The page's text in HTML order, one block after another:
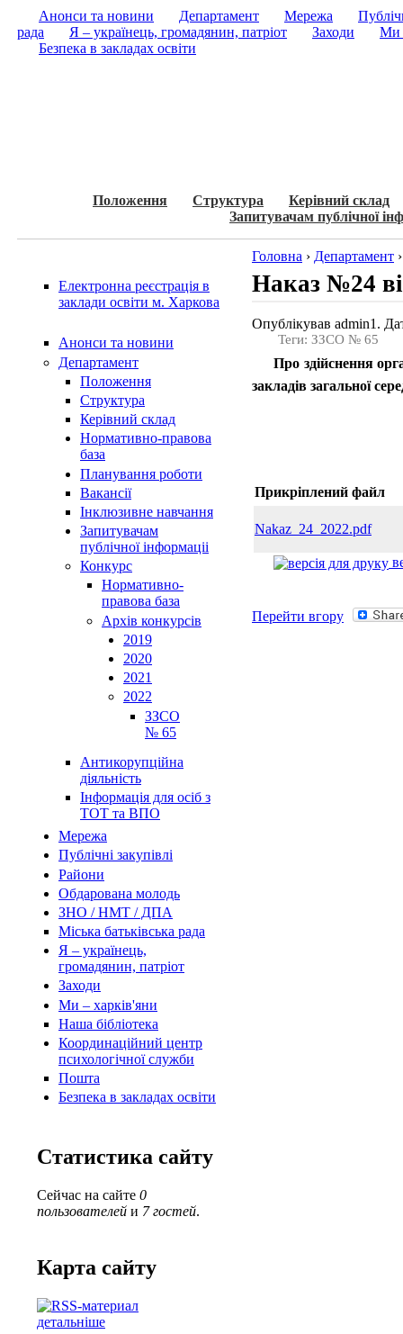
Анонси та новини Департамент Мережа
рада
Я – українець, громадянин, патріот Заходи
Ми
Безпека в закладах освіти
Положення Структура
Керівний склад
Запитувачам публічної
Електронна реєстрація в
заклади освіти м. Харкова
Анонси та новини
Департамент
Положення
Структура
Керівний склад
Нормативно-правова
база
Планування роботи
Вакансії
Інклюзивне навчання
Запитувачам
публічної інформаціі
Конкурс
Нормативно-
правова база
Архів конкурсів
2019
2020
2021
2022
ЗЗСО
№ 65
Антикорупційна
діяльність
Інформація для осіб з
ТОТ та ВПО
Мережа
Публічні закупівлі
Райони
Обдарована молодь
ЗНО / НМТ / ДПА
Міська батьківська рада
Я – українець,
громадянин, патріот
Заходи
Ми – харків'яни
Наша бібліотека
Координаційний центр
психологічної служби
Пошта
Безпека в закладах освіти
Статистика сайту
Сейчас на сайте 0
пользователей и 7 гостей.
Карта сайту
детальніше
Головна › Департамент
Наказ №24
Опублікував admin1.
Теги: ЗЗСО № 65
Про здійснення
закладів загальної
Прикріплений файл
Nakaz_24_2022.pdf
Перейти вгору